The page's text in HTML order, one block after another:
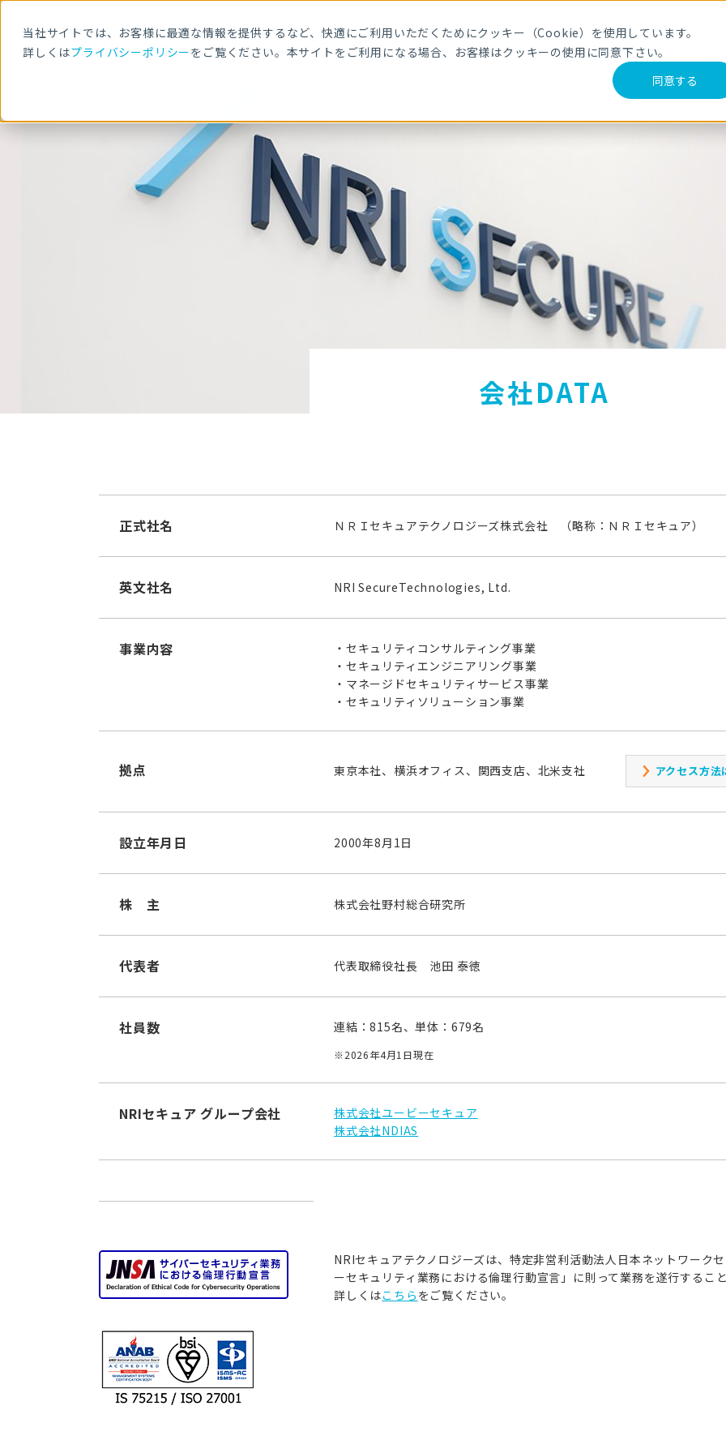
当社サイトでは、お客様に最適な情報を提供するなど、快適にご利用いただくためにクッキー（Cookie）を使用しています。
詳しくはプライバシーポリシーをご覧ください。本サイトをご利用になる場合、お客様はクッキーの使用に同意下さい。
同意する
NEW GRADUATES
RECRUITMENT
【28卒】セミナー
Company
会社DATA
正式社名 ＮＲＩセキュアテクノロジーズ株式会社 （略称：ＮＲＩセキュア）
英文社名 NRI SecureTechnologies, Ltd.
事業内容
セキュリティコンサルティング事業
セキュリティエンジニアリング事業
マネージドセキュリティサービス事業
セキュリティソリューション事業
拠点 東京本社、横浜オフィス、関西支店、北米支社 アクセス方法
設立年月日 2000年8月1日
株 主 株式会社野村総合研究所
代表者 代表取締役社長 池田 泰徳
社員数 連結：815名、単体： 679名
※2026年4月1日現在
NRIセキュア グループ会社
株式会社ユービーセキュア
株式会社NDIAS
NRIセキュアテクノロジーズは、特定非営利活動法人日本ネットワーク
ーセキュリティ業務における倫理行動宣言」に則って業務を遂行するこ
詳しくはこちら をご覧ください。